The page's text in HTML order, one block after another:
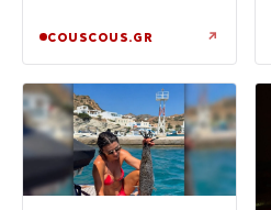
COUSCOUS.GR ↗